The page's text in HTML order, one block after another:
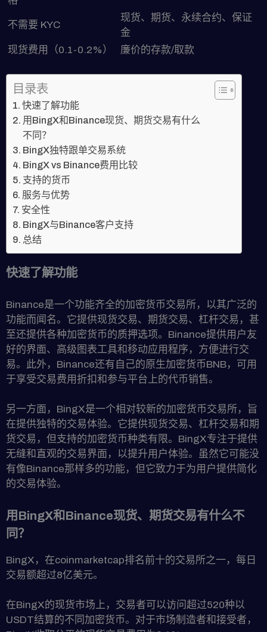
不需要 KYC
现货、期货、永续合约、保证
金
现货费用（0.1-0.2%）
廉价的存款/取款
目录表
快速了解功能
用BingX和Binance现货、期货交易有什么
不同？
BingX独特跟单交易系统
BingX vs Binance费用比较
支持的货币
服务与优势
安全性
BingX与Binance客户支持
总结
快速了解功能
Binance是一个功能齐全的加密货币交易所，以其广泛的
功能而闻名。它提供现货交易、期货交易、杠杆交易，甚
至还提供各种加密货币的质押选项。Binance提供用户友
好的界面、高级图表工具和移动应用程序，方便进行交
易。此外，Binance还有自己的原生加密货币BNB，可用
于享受交易费用折扣和参与平台上的代币销售。
另一方面，BingX是一个相对较新的加密货币交易所，旨
在提供独特的交易体验。它提供现货交易、杠杆交易和期
货交易，但支持的加密货币种类有限。BingX专注于提供
无缝和直观的交易界面，以提升用户体验。虽然它可能没
有像Binance那样多的功能，但它致力于为用户提供简化
的交易体验。
用BingX和Binance现货、期货交易有什么不
同？
BingX，在coinmarketcap排名前十的交易所之一，每日
交易额超过8亿美元。
在BingX的现货市场上，交易者可以访问超过520种以
USDT结算的不同加密货币。对于市场制造者和接受者，